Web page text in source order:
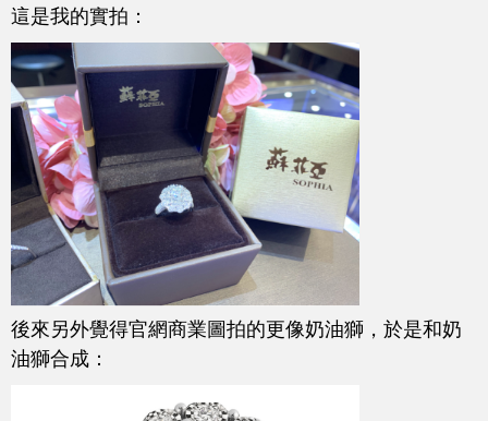
這是我的實拍：
後來另外覺得官網商業圖拍的更像奶油獅，於是和奶
油獅合成：